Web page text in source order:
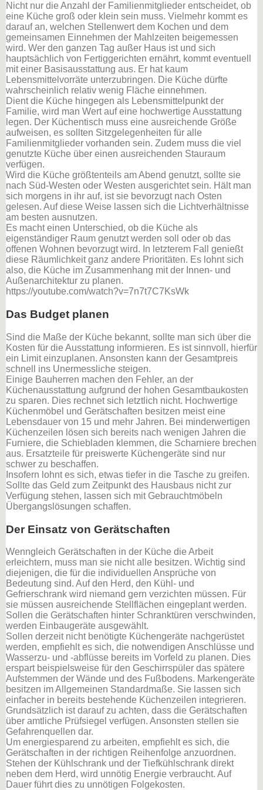
Nicht nur die Anzahl der Familienmitglieder entscheidet, ob
eine Küche groß oder klein sein muss. Vielmehr kommt es
darauf an, welchen Stellenwert dem Kochen und dem
gemeinsamen Einnehmen der Mahlzeiten beigemessen
wird. Wer den ganzen Tag außer Haus ist und sich
hauptsächlich von Fertiggerichten ernährt, kommt eventuell
mit einer Basisausstattung aus. Er hat kaum
Lebensmittelvorräte unterzubringen. Die Küche dürfte
wahrscheinlich relativ wenig Fläche einnehmen.
Dient die Küche hingegen als Lebensmittelpunkt der
Familie, wird man Wert auf eine hochwertige Ausstattung
legen. Der Küchentisch muss eine ausreichende Größe
aufweisen, es sollten Sitzgelegenheiten für alle
Familienmitglieder vorhanden sein. Zudem muss die viel
genutzte Küche über einen ausreichenden Stauraum
verfügen.
Wird die Küche größtenteils am Abend genutzt, sollte sie
nach Süd-Westen oder Westen ausgerichtet sein. Hält man
sich morgens in ihr auf, ist sie bevorzugt nach Osten
gelesen. Auf diese Weise lassen sich die Lichtverhältnisse
am besten ausnutzen.
Es macht einen Unterschied, ob die Küche als
eigenständiger Raum genutzt werden soll oder ob das
offenen Wohnen bevorzugt wird. In letzterem Fall genießt
diese Räumlichkeit ganz andere Prioritäten. Es lohnt sich
also, die Küche im Zusammenhang mit der Innen- und
Außenarchitektur zu planen.
https://youtube.com/watch?v=7n7t7C7KsWk
Das Budget planen
Sind die Maße der Küche bekannt, sollte man sich über die
Kosten für die Ausstattung informieren. Es ist sinnvoll, hierfür
ein Limit einzuplanen. Ansonsten kann der Gesamtpreis
schnell ins Unermessliche steigen.
Einige Bauherren machen den Fehler, an der
Küchenausstattung aufgrund der hohen Gesamtbaukosten
zu sparen. Dies rechnet sich letztlich nicht. Hochwertige
Küchenmöbel und Gerätschaften besitzen meist eine
Lebensdauer von 15 und mehr Jahren. Bei minderwertigen
Küchenzeilen lösen sich bereits nach wenigen Jahren die
Furniere, die Schiebladen klemmen, die Scharniere brechen
aus. Ersatzteile für preiswerte Küchengeräte sind nur
schwer zu beschaffen.
Insofern lohnt es sich, etwas tiefer in die Tasche zu greifen.
Sollte das Geld zum Zeitpunkt des Hausbaus nicht zur
Verfügung stehen, lassen sich mit Gebrauchtmöbeln
Übergangslösungen schaffen.
Der Einsatz von Gerätschaften
Wenngleich Gerätschaften in der Küche die Arbeit
erleichtern, muss man sie nicht alle besitzen. Wichtig sind
diejenigen, die für die individuellen Ansprüche von
Bedeutung sind. Auf den Herd, den Kühl- und
Gefrierschrank wird niemand gern verzichten müssen. Für
sie müssen ausreichende Stellflächen eingeplant werden.
Sollen die Gerätschaften hinter Schranktüren verschwinden,
werden Einbaugeräte ausgewählt.
Sollen derzeit nicht benötigte Küchengeräte nachgerüstet
werden, empfiehlt es sich, die notwendigen Anschlüsse und
Wasserzu- und -abflüsse bereits im Vorfeld zu planen. Dies
erspart beispielsweise für den Geschirrspüler das spätere
Aufstemmen der Wände und des Fußbodens. Markengeräte
besitzen im Allgemeinen Standardmaße. Sie lassen sich
einfacher in bereits bestehende Küchenzeilen integrieren.
Grundsätzlich ist darauf zu achten, dass die Gerätschaften
über amtliche Prüfsiegel verfügen. Ansonsten stellen sie
Gefahrenquellen dar.
Um energiesparend zu arbeiten, empfiehlt es sich, die
Gerätschaften in der richtigen Reihenfolge anzuordnen.
Stehen der Kühlschrank und der Tiefkühlschrank direkt
neben dem Herd, wird unnötig Energie verbraucht. Auf
Dauer führt dies zu unnötigen Folgekosten.